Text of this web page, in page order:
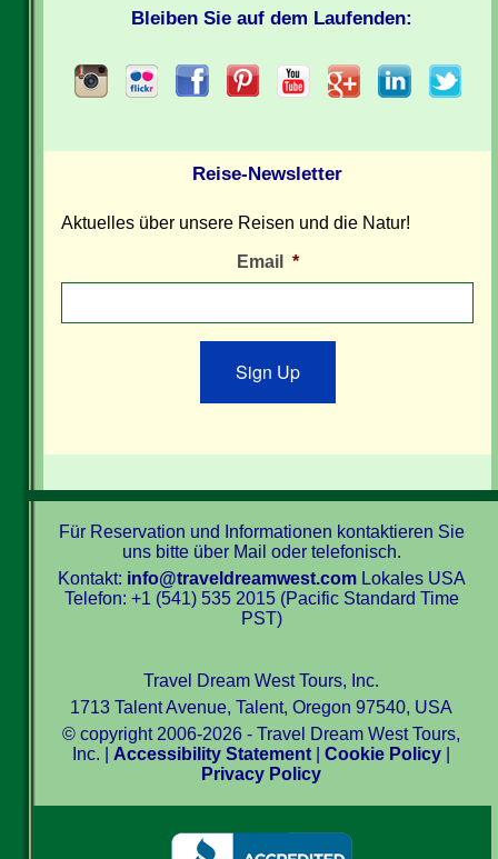
Bleiben Sie auf dem Laufenden:
Reise-Newsletter
Aktuelles über unsere Reisen und die Natur!
Email *
Sign Up
Für Reservation und Informationen kontaktieren Sie
uns bitte über Mail oder telefonisch.
Kontakt: info@traveldreamwest.comLokales USA
Telefon: +1 (541) 535 2015 (Pacific Standard Time
PST)
Travel Dream West Tours, Inc.
1713 Talent Avenue, Talent, Oregon 97540, USA
© copyright 2006-2026 - Travel Dream West Tours,
Inc. | Accessibility Statement |Cookie Policy
Privacy Policy